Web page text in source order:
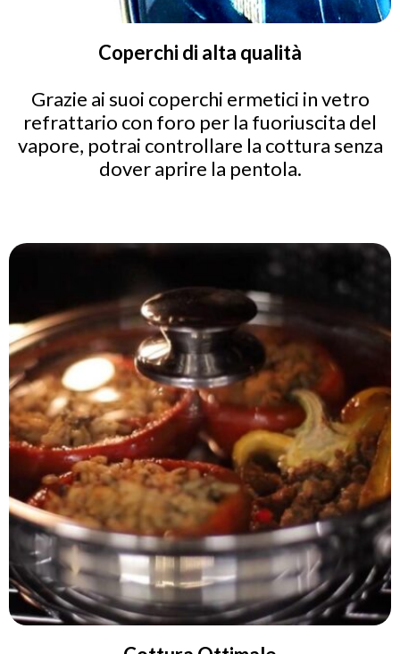
Coperchi di alta qualità
Grazie ai suoi coperchi ermetici in vetro
refrattario con foro per la fuoriuscita del
vapore, potrai controllare la cottura senza
dover aprire la pentola.